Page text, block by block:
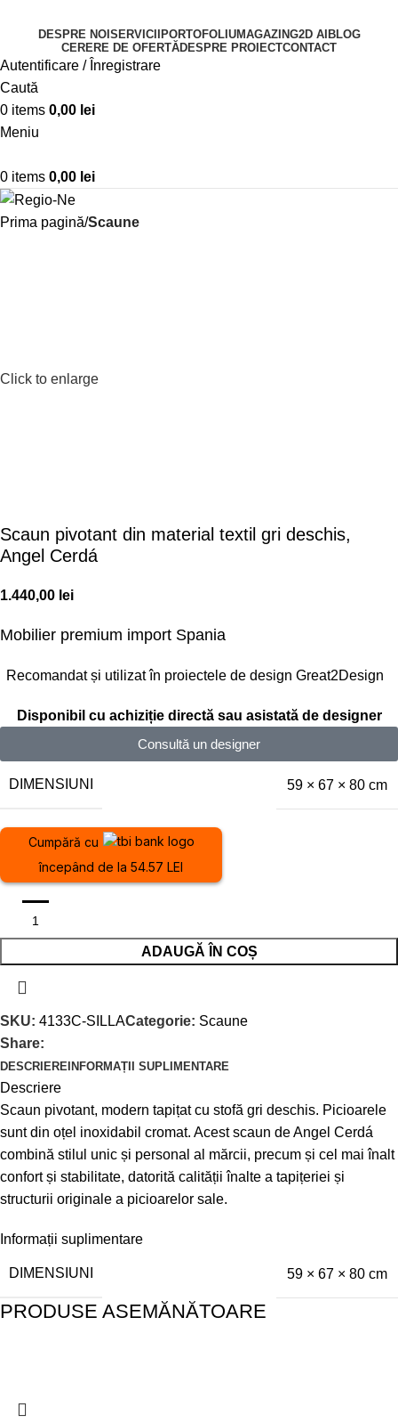
DESPRE NOI SERVICII PORTOFOLIUMAGAZING2D AI BLOG
CERERE DE OFERTĂDESPRE PROIECTCONTACT
Autentificare / Înregistrare
Caută
0 items 0,00 lei
Meniu
0 items 0,00 lei
Prima pagină Scaune
Click to enlarge
Scaun pivotant din material textil gri deschis,
Angel Cerdá
1.440,00 lei
Mobilier premium import Spania
Recomandat și utilizat în proiectele de design Great2Design
Disponibil cu achiziție directă sau asistată de designer
Consultă un designer
DIMENSIUNI 59 × 67 × 80 cm
ADAUGĂ ÎN COȘ
Cumpără cu
începând de la 54.57 LEI
SKU: 4133C-SILLACategorie: Scaune
Share:
DESCRIERE INFORMAȚII SUPLIMENTARE
Descriere
Scaun pivotant, modern tapițat cu stofă gri deschis. Picioarele
sunt din oțel inoxidabil cromat. Acest scaun de Angel Cerdá
combină stilul unic și personal al mărcii, precum și cel mai înalt
confort și stabilitate, datorită calității înalte a tapițeriei și
structurii originale a picioarelor sale.
Informații suplimentare
DIMENSIUNI 59 × 67 × 80 cm
PRODUSE ASEMĂNĂTOARE